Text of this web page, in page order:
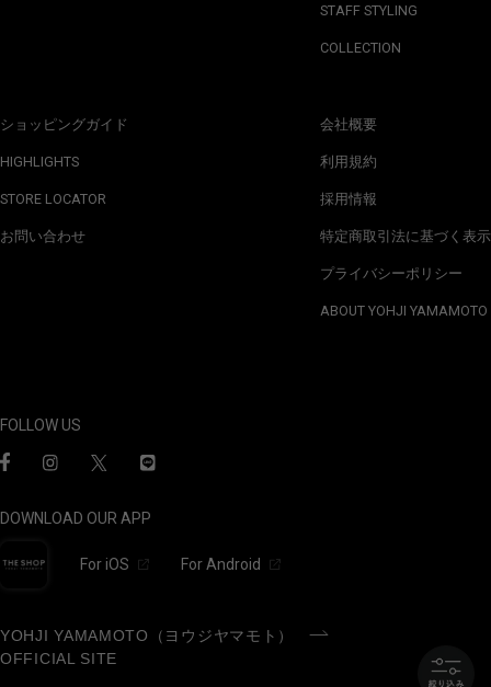
ショッピングガイド
HIGHLIGHTS
STORE LOCATOR
お問い合わせ
STAFF STYLING
COLLECTION
会社概要
利用規約
採用情報
特定商取引法に基づく表示
プライバシーポリシー
ABOUT YOHJI YAMAMOTO
FOLLOW US
DOWNLOAD OUR APP
For iOS For Android
YOHJI YAMAMOTO（ヨウジヤマモト）
OFFICIAL SITE